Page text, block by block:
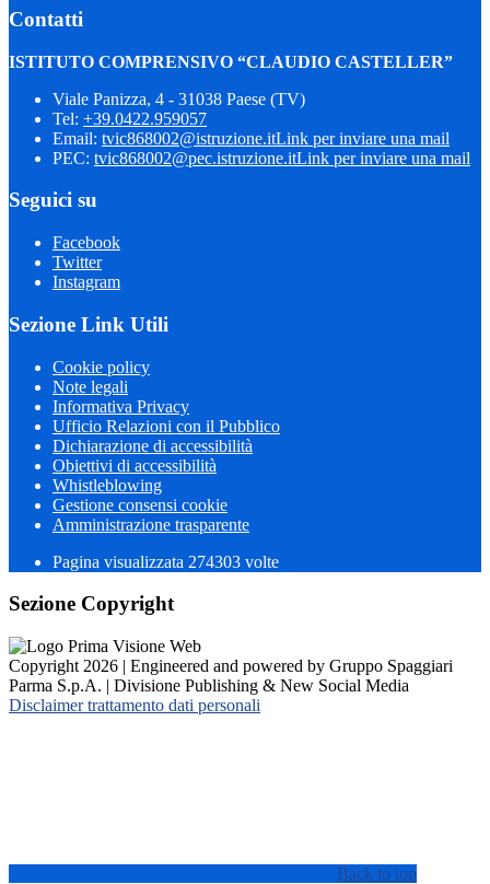
Contatti
ISTITUTO COMPRENSIVO “CLAUDIO CASTELLER”
Viale Panizza, 4 - 31038 Paese (TV)
Tel: +39.0422.959057
Email: tvic868002@istruzione.itLink per inviare una mail
PEC: tvic868002@pec.istruzione.itLink per inviare una mail
Seguici su
Facebook
Twitter
Instagram
Sezione Link Utili
Cookie policy
Note legali
Informativa Privacy
Ufficio Relazioni con il Pubblico
Dichiarazione di accessibilità
Obiettivi di accessibilità
Whistleblowing
Gestione consensi cookie
Amministrazione trasparente
Pagina visualizzata 274303 volte
Sezione Copyright
Copyright 2026 | Engineered and powered by Gruppo Spaggiari
Parma S.p.A. | Divisione Publishing & New Social Media
Disclaimer trattamento dati personali
Back to top